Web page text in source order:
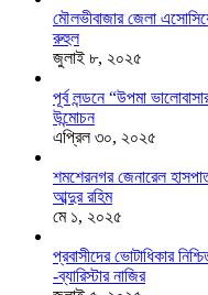
মৌলভীবাজার জেলা
রুহুল
জুলাই ৮, ২০২৫
পূর্ব লন্ডনে “উপমা
উন্মোচন
এপ্রিল ৩০, ২০২৫
শমশেরনগর জেনারেল
আব্দুর রহিম
মে ১, ২০২৫
প্রবাসীদের ভোটাধিকার
-ব্যারিস্টার নাজির